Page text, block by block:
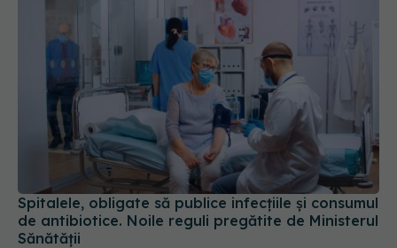
Spitalele, obligate să publice infecțiile și consumul
de antibiotice. Noile reguli pregătite de Ministerul
Sănătății